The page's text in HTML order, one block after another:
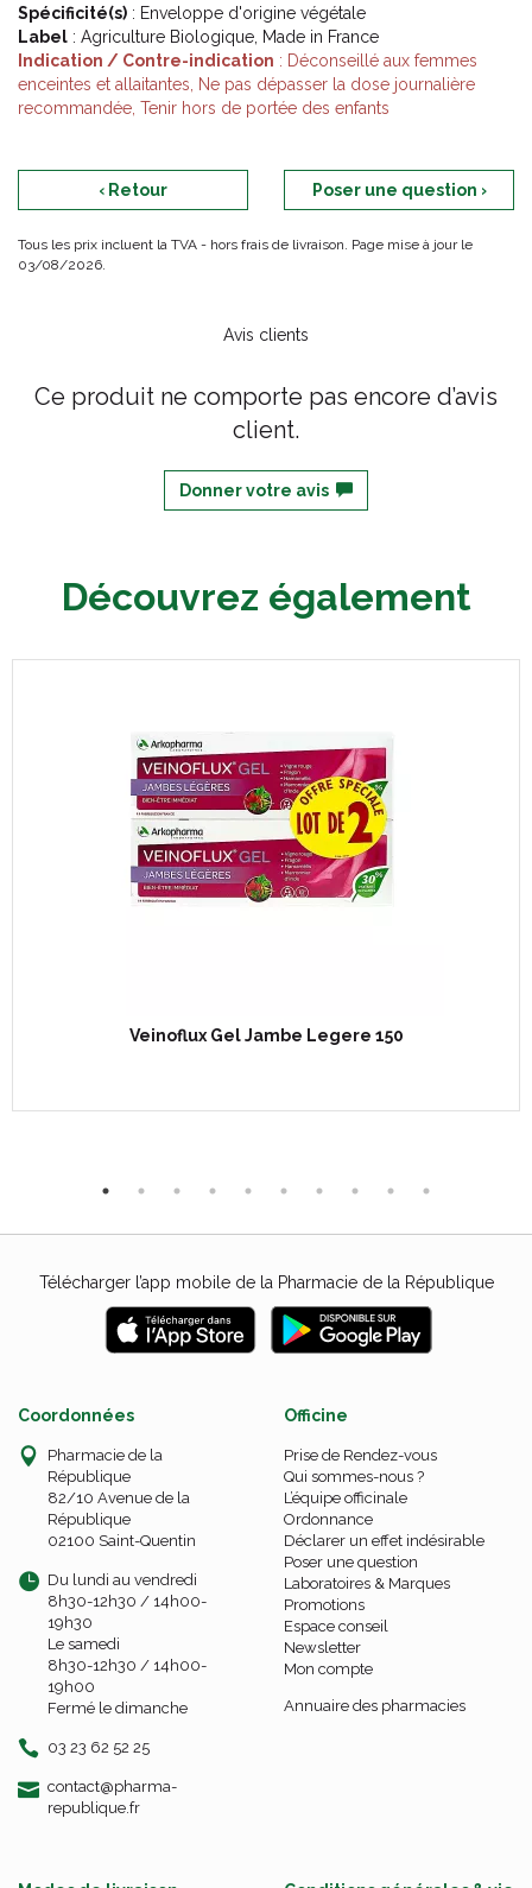
Spécificité(s) : Enveloppe d'origine végétale
Label : Agriculture Biologique, Made in France
Indication / Contre-indication : Déconseillé aux femmes
enceintes et allaitantes, Ne pas dépasser la dose journalière
recommandée, Tenir hors de portée des enfants
‹ Retour Poser une question ›
Tous les prix incluent la TVA - hors frais de livraison. Page mise à jour le
03/08/2026.
Avis clients
Ce produit ne comporte pas encore d’avis
client.
Donner votre avis
Découvrez également
Veinoflux Gel Jambe Legere 150
Télécharger l’app mobile de la Pharmacie de la République
Coordonnées
Pharmacie de la
République
82/10 Avenue de la
République
02100 Saint-Quentin
Du lundi au vendredi
8h30-12h30 / 14h00-
19h30
Le samedi
8h30-12h30 / 14h00-
19h00
Fermé le dimanche
03 23 62 52 25
contact-
@-
pharma-
republique.fr
Officine
Prise de Rendez-vous
Qui sommes-nous ?
L’équipe officinale
Ordonnance
Déclarer un effet indésirable
Poser une question
Laboratoires & Marques
Promotions
Espace conseil
Newsletter
Mon compte
Annuaire des pharmacies